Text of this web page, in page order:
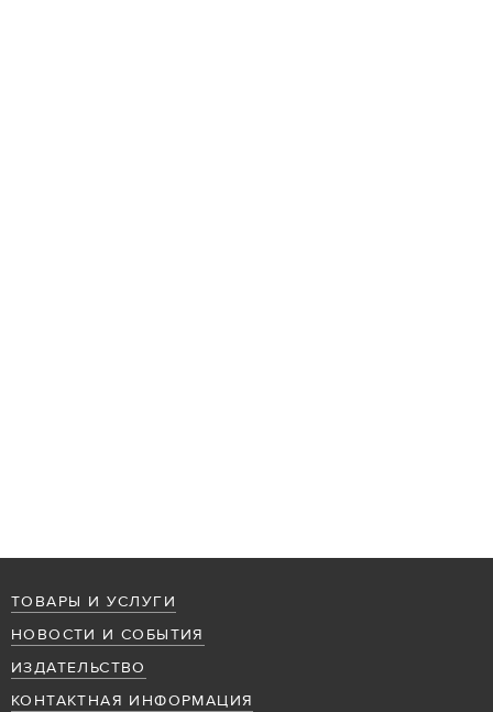
ТОВАРЫ И УСЛУГИ
НОВОСТИ И СОБЫТИЯ
ИЗДАТЕЛЬСТВО
КОНТАКТНАЯ ИНФОРМАЦИЯ